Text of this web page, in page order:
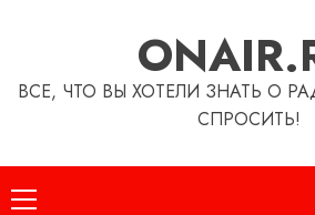
ВСЕ, ЧТО ВЫ ХОТЕЛИ ЗНАТЬ О
СПРОСИТЬ!
Основное